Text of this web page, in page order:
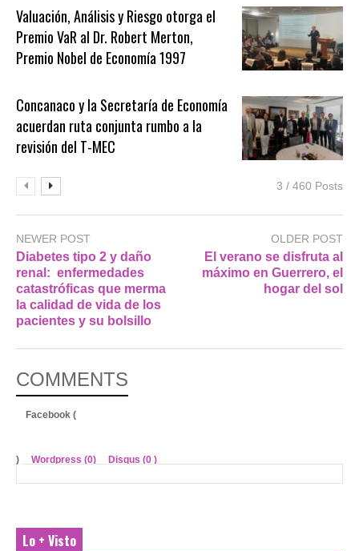
Valuación, Análisis y Riesgo otorga el
Premio VaR al Dr. Robert Merton,
Premio Nobel de Economía 1997
Concanaco y la Secretaría de Economía
acuerdan ruta conjunta rumbo a la
revisión del T-MEC
3 / 460 Posts
NEWER POST
Diabetes tipo 2 y daño
renal: enfermedades
catastróficas que merma
la calidad de vida de los
pacientes y su bolsillo
OLDER POST
El verano se disfruta al
máximo en Guerrero, el
hogar del sol
COMMENTS
Facebook (
) Wordpress (0) Disqus (0 )
Lo + Visto